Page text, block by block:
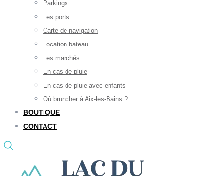
Parkings
Les ports
Carte de navigation
Location bateau
Les marchés
En cas de pluie
En cas de pluie avec enfants
Où bruncher à Aix-les-Bains ?
BOUTIQUE
CONTACT